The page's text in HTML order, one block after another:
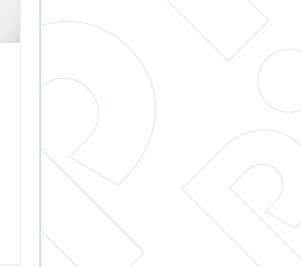
SYOSS
BRUSH